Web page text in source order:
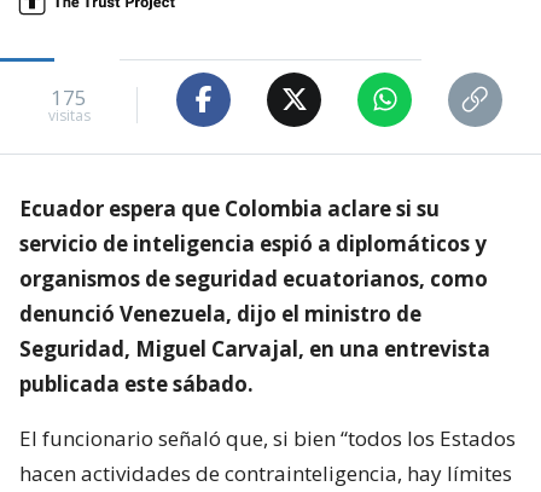
175
visitas
Ecuador espera que Colombia aclare si su
servicio de inteligencia espió a diplomáticos y
organismos de seguridad ecuatorianos, como
denunció Venezuela, dijo el ministro de
Seguridad, Miguel Carvajal, en una entrevista
publicada este sábado.
El funcionario señaló que, si bien “todos los Estados
hacen actividades de contrainteligencia, hay límites